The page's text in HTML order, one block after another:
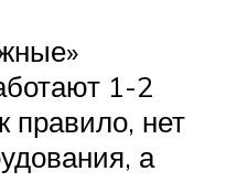
1-2
правило, нет
а